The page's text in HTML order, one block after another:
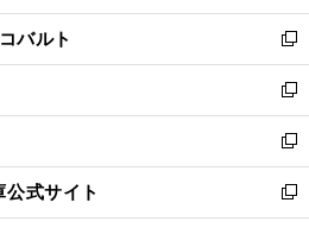
開
く
ウ
で
開
く
ン
ド
ウ
で
開
く
ウ
ィ
ン
ド
ウ
で
開
く
バルト
新
し
い
ウ
ィ
ン
ド
ウ
新
し
い
ウ
ィ
ン
新
し
い
ウ
式サイト
新
し